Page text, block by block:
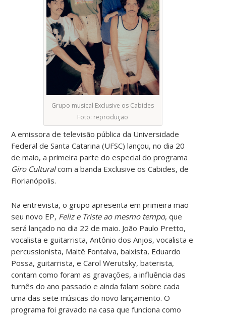
Grupo musical Exclusive os Cabides
Foto: reprodução
A emissora de televisão pública da Universidade
Federal de Santa Catarina (UFSC) lançou, no dia 20
de maio, a primeira parte do especial do programa
Giro Culturalcom a banda Exclusive os Cabides, de
Florianópolis.
Na entrevista, o grupo apresenta em primeira mão
seu novo EP, Feliz e Triste ao mesmo tempo, que
será lançado no dia 22 de maio. João Paulo Pretto,
vocalista e guitarrista, Antônio dos Anjos, vocalista e
percussionista, Maitê Fontalva, baixista, Eduardo
Possa, guitarrista, e Carol Werutsky, baterista,
contam como foram as gravações, a influência das
turnês do ano passado e ainda falam sobre cada
uma das sete músicas do novo lançamento. O
programa foi gravado na casa que funciona como